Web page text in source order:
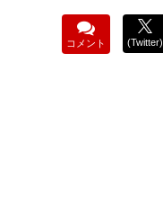
コメント (Twitter)